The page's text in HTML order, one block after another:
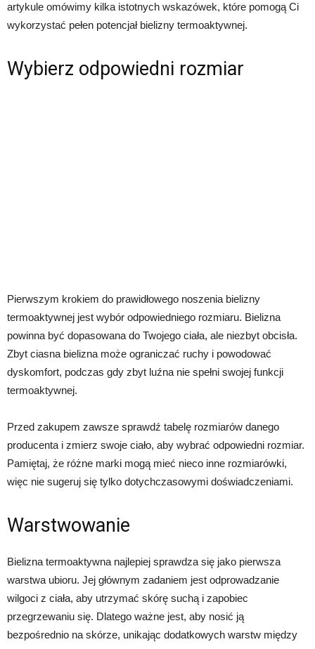
artykule omówimy kilka istotnych wskazówek, które pomogą Ci
wykorzystać pełen potencjał bielizny termoaktywnej.
Wybierz odpowiedni rozmiar
Pierwszym krokiem do prawidłowego noszenia bielizny
termoaktywnej jest wybór odpowiedniego rozmiaru. Bielizna
powinna być dopasowana do Twojego ciała, ale niezbyt obcisła.
Zbyt ciasna bielizna może ograniczać ruchy i powodować
dyskomfort, podczas gdy zbyt luźna nie spełni swojej funkcji
termoaktywnej.
Przed zakupem zawsze sprawdź tabelę rozmiarów danego
producenta i zmierz swoje ciało, aby wybrać odpowiedni rozmiar.
Pamiętaj, że różne marki mogą mieć nieco inne rozmiarówki,
więc nie sugeruj się tylko dotychczasowymi doświadczeniami.
Warstwowanie
Bielizna termoaktywna najlepiej sprawdza się jako pierwsza
warstwa ubioru. Jej głównym zadaniem jest odprowadzanie
wilgoci z ciała, aby utrzymać skórę suchą i zapobiec
przegrzewaniu się. Dlatego ważne jest, aby nosić ją
bezpośrednio na skórze, unikając dodatkowych warstw między